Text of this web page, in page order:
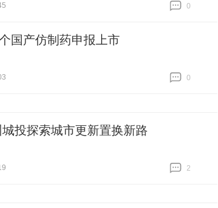
0
国产仿制药申报上市
0
城投探索城市更新置换新路
2